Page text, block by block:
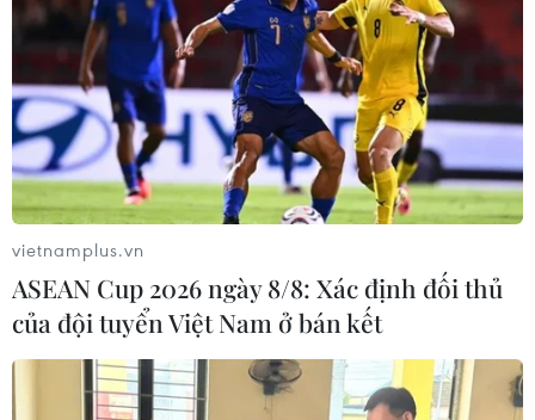
vietnamplus.vn
ASEAN Cup 2026 ngày 8/8: Xác định đối thủ
của đội tuyển Việt Nam ở bán kết